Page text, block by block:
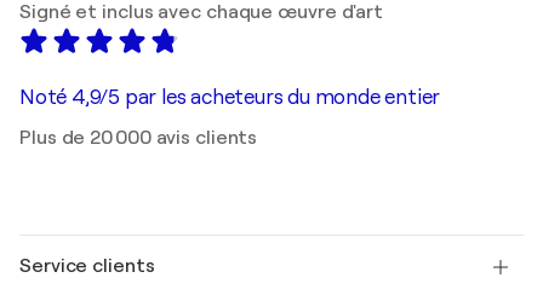
Signé et inclus avec chaque œuvre d'art
Noté 4,9/5 par les acheteurs du monde entier
Plus de 20 000 avis clients
Service clients